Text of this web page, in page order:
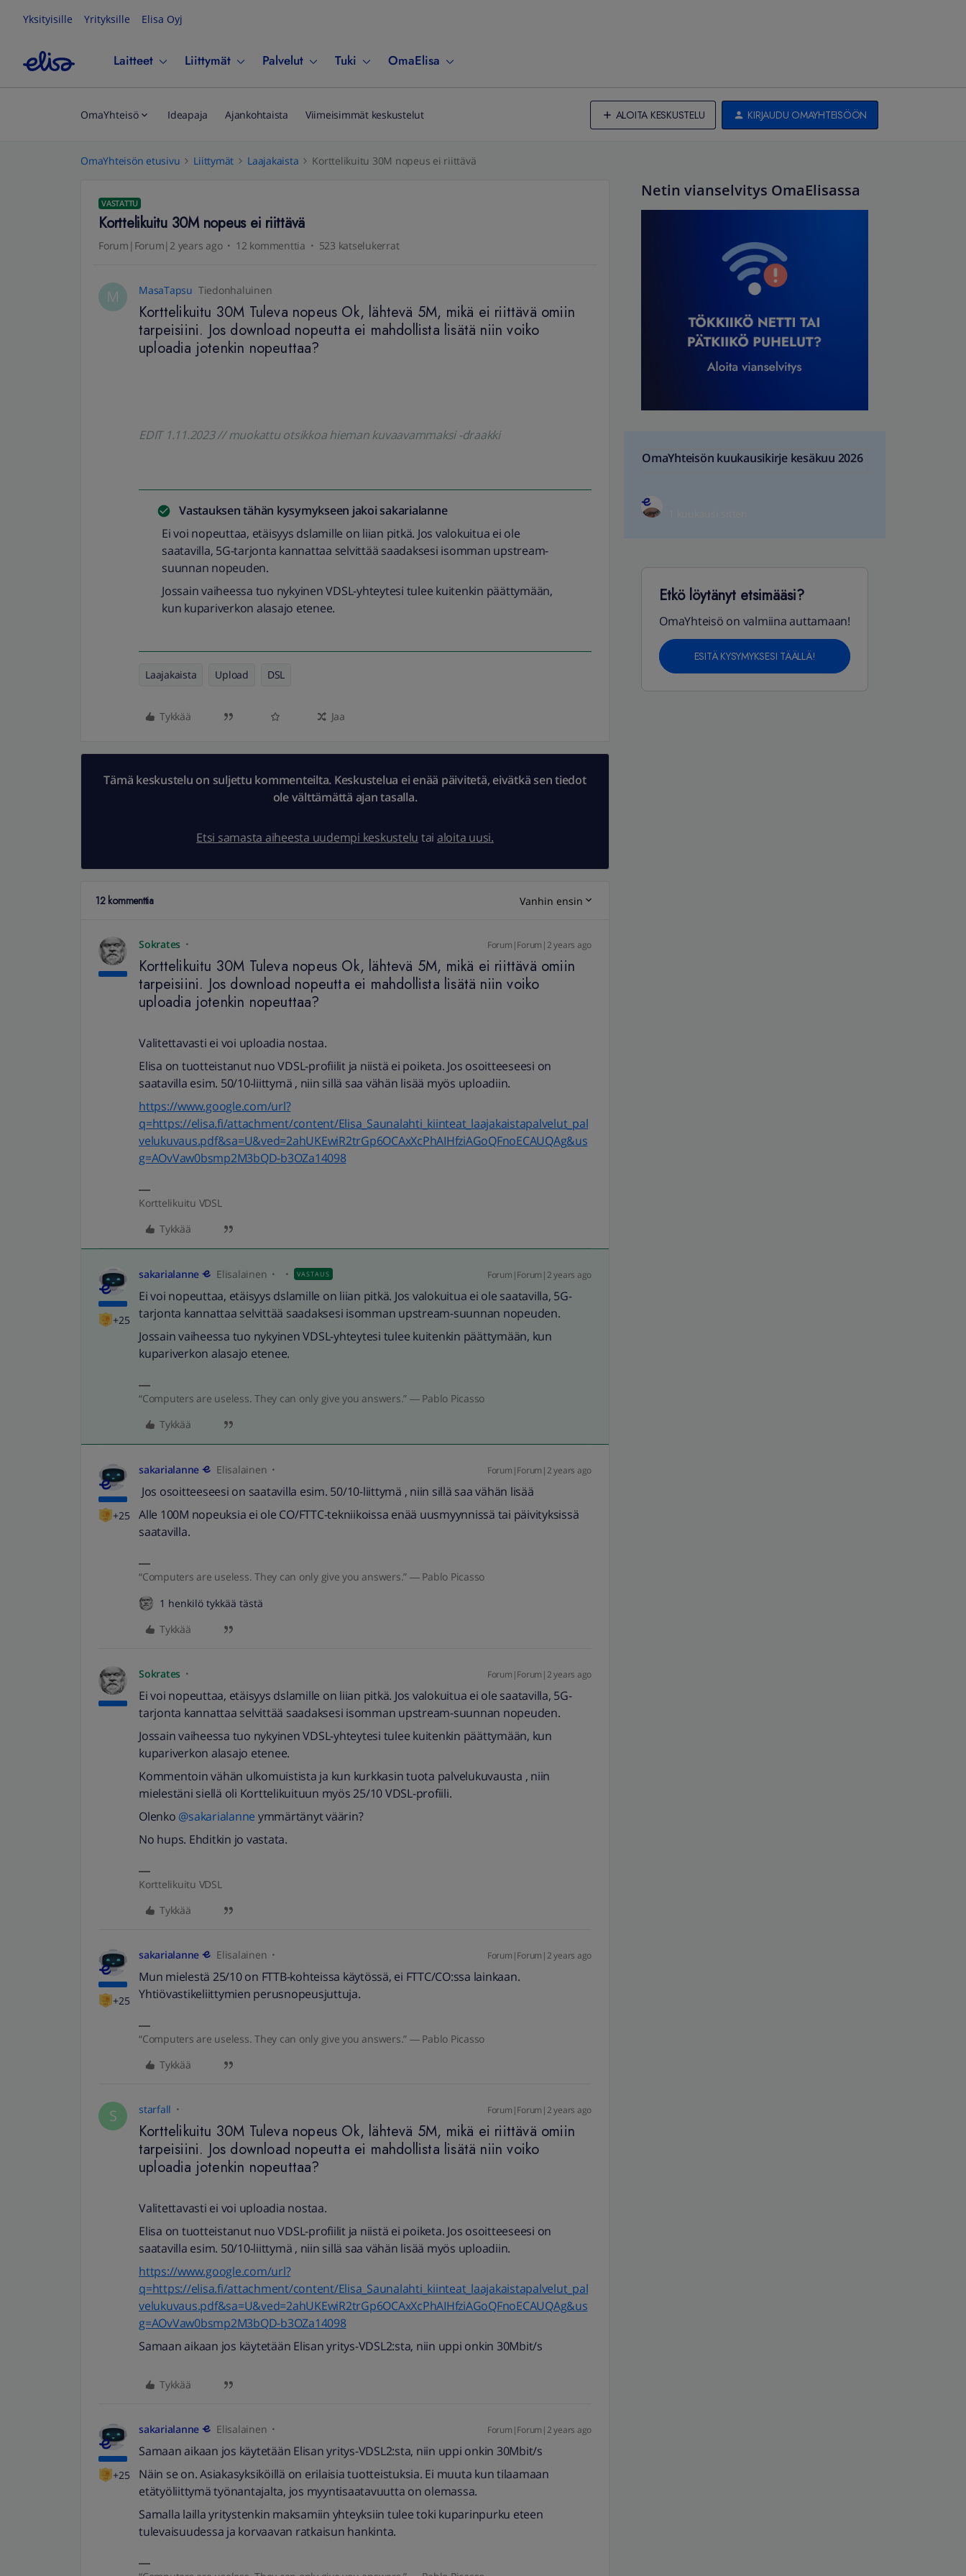
Yksityisille Yrityksille Elisa Oyj
Laitteet Liittymät Palvelut Tuki OmaElisa
OmaYhteisö Ideapaja Ajankohtaista Viimeisimmät keskustelut ALOITA KESKUSTELU KIRJAUDU OMAYHTEISÖÖN
OmaYhteisön etusivu Liittymät Laajakaista Korttelikuitu 30M nopeus ei riittävä
VASTATTU
Korttelikuitu 30M nopeus ei riittävä
Forum|Forum|2 years ago 12 kommenttia 523 katselukerrat
M MasaTapsu Tiedonhaluinen
Korttelikuitu 30M Tuleva nopeus Ok, lähtevä 5M, mikä ei riittävä omiin
tarpeisiini. Jos download nopeutta ei mahdollista lisätä niin voiko
uploadia jotenkin nopeuttaa?
EDIT 1.11.2023 // muokattu otsikkoa hieman kuvaavammaksi -draakki
Vastauksen tähän kysymykseen jakoisakarialanne
Ei voi nopeuttaa, etäisyys dslamille on liian pitkä. Jos valokuitua ei ole
saatavilla, 5G-tarjonta kannattaa selvittää saadaksesi isomman upstream-
suunnan nopeuden.
Jossain vaiheessa tuo nykyinen VDSL-yhteytesi tulee kuitenkin päättymään,
kun kupariverkon alasajo etenee.
Laajakaista Upload DSL
Tykkää Jaa
Tämä keskustelu on suljettu kommenteilta. Keskustelua ei enää päivitetä, eivätkä sen tiedot
ole välttämättä ajan tasalla.
Etsi samasta aiheesta uudempi keskustelu tai aloita uusi.
12 kommenttia Vanhin ensin
Sokrates Forum|Forum|2 years ago
Korttelikuitu 30M Tuleva nopeus Ok, lähtevä 5M, mikä ei riittävä omiin
tarpeisiini. Jos download nopeutta ei mahdollista lisätä niin voiko
uploadia jotenkin nopeuttaa?
Valitettavasti ei voi uploadia nostaa.
Elisa on tuotteistanut nuo VDSL-profiilit ja niistä ei poiketa. Jos osoitteeseesi on
saatavilla esim. 50/10-liittymä , niin sillä saa vähän lisää myös uploadiin.
https://www.google.com/url?
q=https://elisa.fi/attachment/content/Elisa_Saunalahti_kiinteat_laajakaistapalvelut_pal
velukuvaus.pdf&sa=U&ved=2ahUKEwiR2trGp6OCAxXcPhAIHfziAGoQFnoECAUQAg&us
g=AOvVaw0bsmp2M3bQD-b3OZa14098
Korttelikuitu VDSL
Tykkää
+25
sakarialanne Elisalainen VASTAUS Forum|Forum|2 years ago
Ei voi nopeuttaa, etäisyys dslamille on liian pitkä. Jos valokuitua ei ole saatavilla, 5G-
tarjonta kannattaa selvittää saadaksesi isomman upstream-suunnan nopeuden.
Jossain vaiheessa tuo nykyinen VDSL-yhteytesi tulee kuitenkin päättymään, kun
kupariverkon alasajo etenee.
“Computers are useless. They can only give you answers.” ― Pablo Picasso
Tykkää
+25
sakarialanne Elisalainen Forum|Forum|2 years ago
Jos osoitteeseesi on saatavilla esim. 50/10-liittymä , niin sillä saa vähän lisää
Alle 100M nopeuksia ei ole CO/FTTC-tekniikoissa enää uusmyynnissä tai päivityksissä
saatavilla.
“Computers are useless. They can only give you answers.” ― Pablo Picasso
1 henkilö tykkää tästä
Tykkää
Sokrates Forum|Forum|2 years ago
Ei voi nopeuttaa, etäisyys dslamille on liian pitkä. Jos valokuitua ei ole saatavilla, 5G-
tarjonta kannattaa selvittää saadaksesi isomman upstream-suunnan nopeuden.
Jossain vaiheessa tuo nykyinen VDSL-yhteytesi tulee kuitenkin päättymään, kun
kupariverkon alasajo etenee.
Kommentoin vähän ulkomuistista ja kun kurkkasin tuota palvelukuvausta , niin
mielestäni siellä oli Korttelikuituun myös 25/10 VDSL-profiili.
Olenko @sakarialanne ymmärtänyt väärin?
No hups. Ehditkin jo vastata.
Korttelikuitu VDSL
Tykkää
+25
sakarialanne Elisalainen Forum|Forum|2 years ago
Mun mielestä 25/10 on FTTB-kohteissa käytössä, ei FTTC/CO:ssa lainkaan.
Yhtiövastikeliittymien perusnopeusjuttuja.
“Computers are useless. They can only give you answers.” ― Pablo Picasso
Tykkää
S starfall Forum|Forum|2 years ago
Korttelikuitu 30M Tuleva nopeus Ok, lähtevä 5M, mikä ei riittävä omiin
tarpeisiini. Jos download nopeutta ei mahdollista lisätä niin voiko
uploadia jotenkin nopeuttaa?
Valitettavasti ei voi uploadia nostaa.
Elisa on tuotteistanut nuo VDSL-profiilit ja niistä ei poiketa. Jos osoitteeseesi on
saatavilla esim. 50/10-liittymä , niin sillä saa vähän lisää myös uploadiin.
https://www.google.com/url?
q=https://elisa.fi/attachment/content/Elisa_Saunalahti_kiinteat_laajakaistapalvelut_pal
velukuvaus.pdf&sa=U&ved=2ahUKEwiR2trGp6OCAxXcPhAIHfziAGoQFnoECAUQAg&us
g=AOvVaw0bsmp2M3bQD-b3OZa14098
Samaan aikaan jos käytetään Elisan yritys-VDSL2:sta, niin uppi onkin 30Mbit/s
Tykkää
+25
sakarialanne Elisalainen Forum|Forum|2 years ago
Samaan aikaan jos käytetään Elisan yritys-VDSL2:sta, niin uppi onkin 30Mbit/s
Näin se on. Asiakasyksiköillä on erilaisia tuotteistuksia. Ei muuta kun tilaamaan
etätyöliittymä työnantajalta, jos myyntisaatavuutta on olemassa.
Samalla lailla yritystenkin maksamiin yhteyksiin tulee toki kuparinpurku eteen
tulevaisuudessa ja korvaavan ratkaisun hankinta.
Netin vianselvitys OmaElisassa
OmaYhteisön kuukausikirje kesäkuu 2026
Etkö löytänyt etsimääsi?
OmaYhteisö on valmiina auttamaan!
ESITÄ KYSYMYKSESI TÄÄLLÄ!